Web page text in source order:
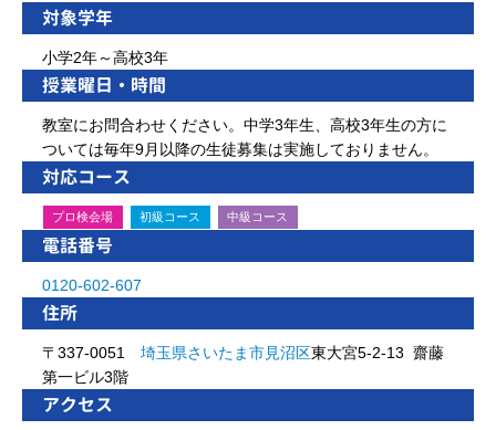
対象学年
小学2年～高校3年
授業曜日・時間
教室にお問合わせください。中学3年生、高校3年生の方に
ついては毎年9月以降の生徒募集は実施しておりません。
対応コース
プロ検会場 初級コース 中級コース
電話番号
0120-602-607
住所
〒337-0051 埼玉県さいたま市見沼区東大宮5-2-13 齋藤
第一ビル3階
アクセス